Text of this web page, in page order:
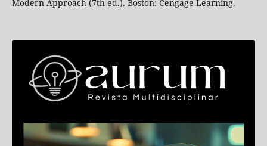
Modern Approach (7th ed.). Boston: Cengage Learning.